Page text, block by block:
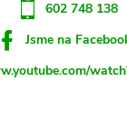
602 748 138
Jsme na